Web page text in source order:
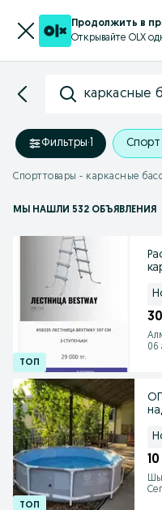
Продолжить в
Открывайте OLX
каркасные
Фильтры·1
Спорттовары - каркасные
МЫ НАШЛИ 532 ОБЪЯВЛЕНИЯ
06